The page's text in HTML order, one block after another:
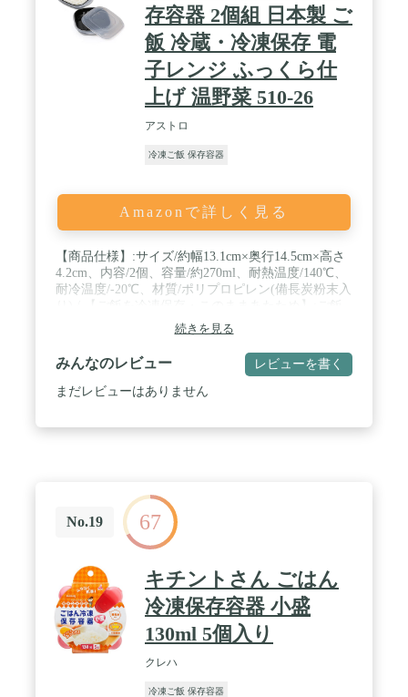
存容器 2個組 日本製 ご
飯 冷蔵・冷凍保存 電
子レンジ ふっくら仕
上げ 温野菜 510-26
アストロ
冷凍ご飯 保存容器
Amazonで詳しく見る
【商品仕様】:サイズ/約幅13.1cm×奥行14.5cm×高さ
4.2cm、内容/2個、容量/約270ml、耐熱温度/140℃、
耐冷温度/-20℃、材質/ポリプロピレン(備長炭粉末入
を冷凍保存し他の器に移し替えることなく電子レン
ジで解凍・加熱できる容器。 / 【ザルによるスチー
ム効果でふっくら】:備長炭を配合したザルが蒸し器
のようなスチーム効果を生み出しふっくら仕上が
る。 / 【冷凍庫内で場所を取らず保存できる】:容器
続きを見る
みんなのレビュー レビューを書く
まだレビューはありません
No.19 67
キチントさん ごはん
冷凍保存容器 小盛
130ml 5個入り
クレハ
冷凍ご飯 保存容器